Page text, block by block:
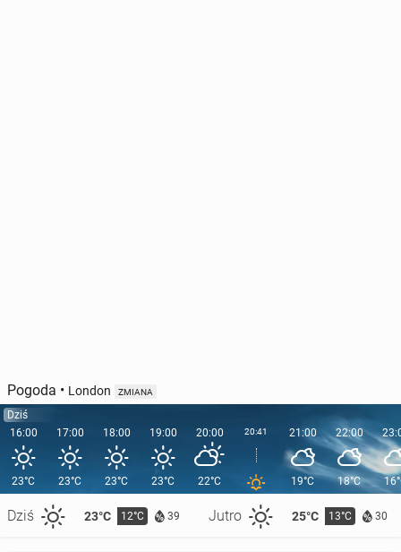
Pogoda • London ZMIANA
Dziś
16:00
23°C
Dziś 23°C 12°C 39 Jutro 25°C 13°C 30
17:00
23°C
18:00
23°C
19:00
23°C
20:00
22°C
20:41 21:00
19°C
22:00
18°C